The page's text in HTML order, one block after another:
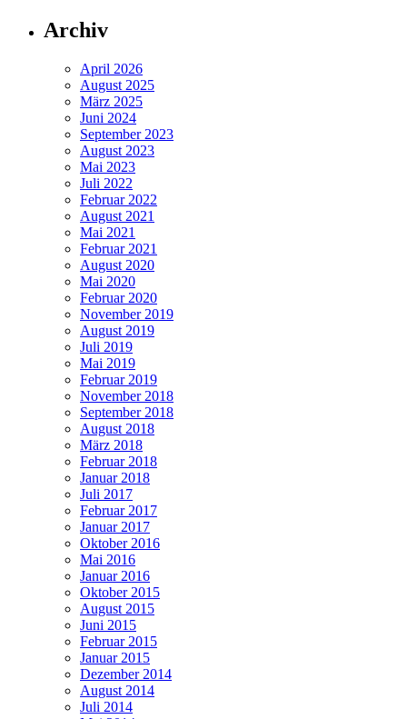
Archiv
April 2026
August 2025
März 2025
Juni 2024
September 2023
August 2023
Mai 2023
Juli 2022
Februar 2022
August 2021
Mai 2021
Februar 2021
August 2020
Mai 2020
Februar 2020
November 2019
August 2019
Juli 2019
Mai 2019
Februar 2019
November 2018
September 2018
August 2018
März 2018
Februar 2018
Januar 2018
Juli 2017
Februar 2017
Januar 2017
Oktober 2016
Mai 2016
Januar 2016
Oktober 2015
August 2015
Juni 2015
Februar 2015
Januar 2015
Dezember 2014
August 2014
Juli 2014